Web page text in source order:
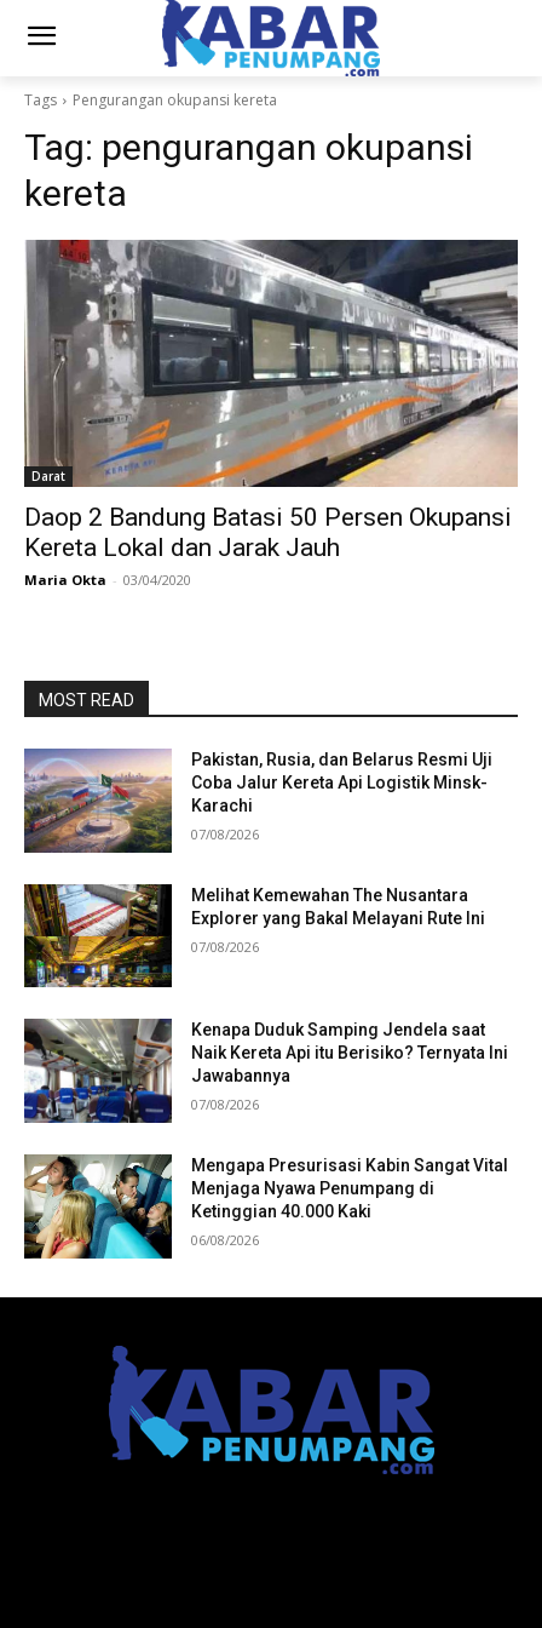
Tags Pengurangan okupansi kereta
Tag: pengurangan okupansi
kereta
Darat
Daop 2 Bandung Batasi 50 Persen Okupansi
Kereta Lokal dan Jarak Jauh
Maria Okta - 03/04/2020
MOST READ
Pakistan, Rusia, dan Belarus Resmi Uji
Coba Jalur Kereta Api Logistik Minsk-
Karachi
07/08/2026
Melihat Kemewahan The Nusantara
Explorer yang Bakal Melayani Rute Ini
07/08/2026
Kenapa Duduk Samping Jendela saat
Naik Kereta Api itu Berisiko? Ternyata Ini
Jawabannya
07/08/2026
Mengapa Presurisasi Kabin Sangat Vital
Menjaga Nyawa Penumpang di
Ketinggian 40.000 Kaki
06/08/2026